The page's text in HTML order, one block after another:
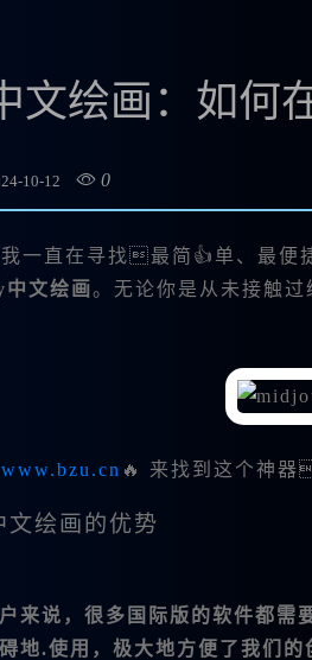
文绘画：如何
10-12 0
一直在寻找最简👍单、最便
文绘画。无论你是从未接触
www.bzu.cn 🔥 来找到这个神器
绘画的优势
来说，很多国际版的软件都
地.使用，极大地方便了我们的